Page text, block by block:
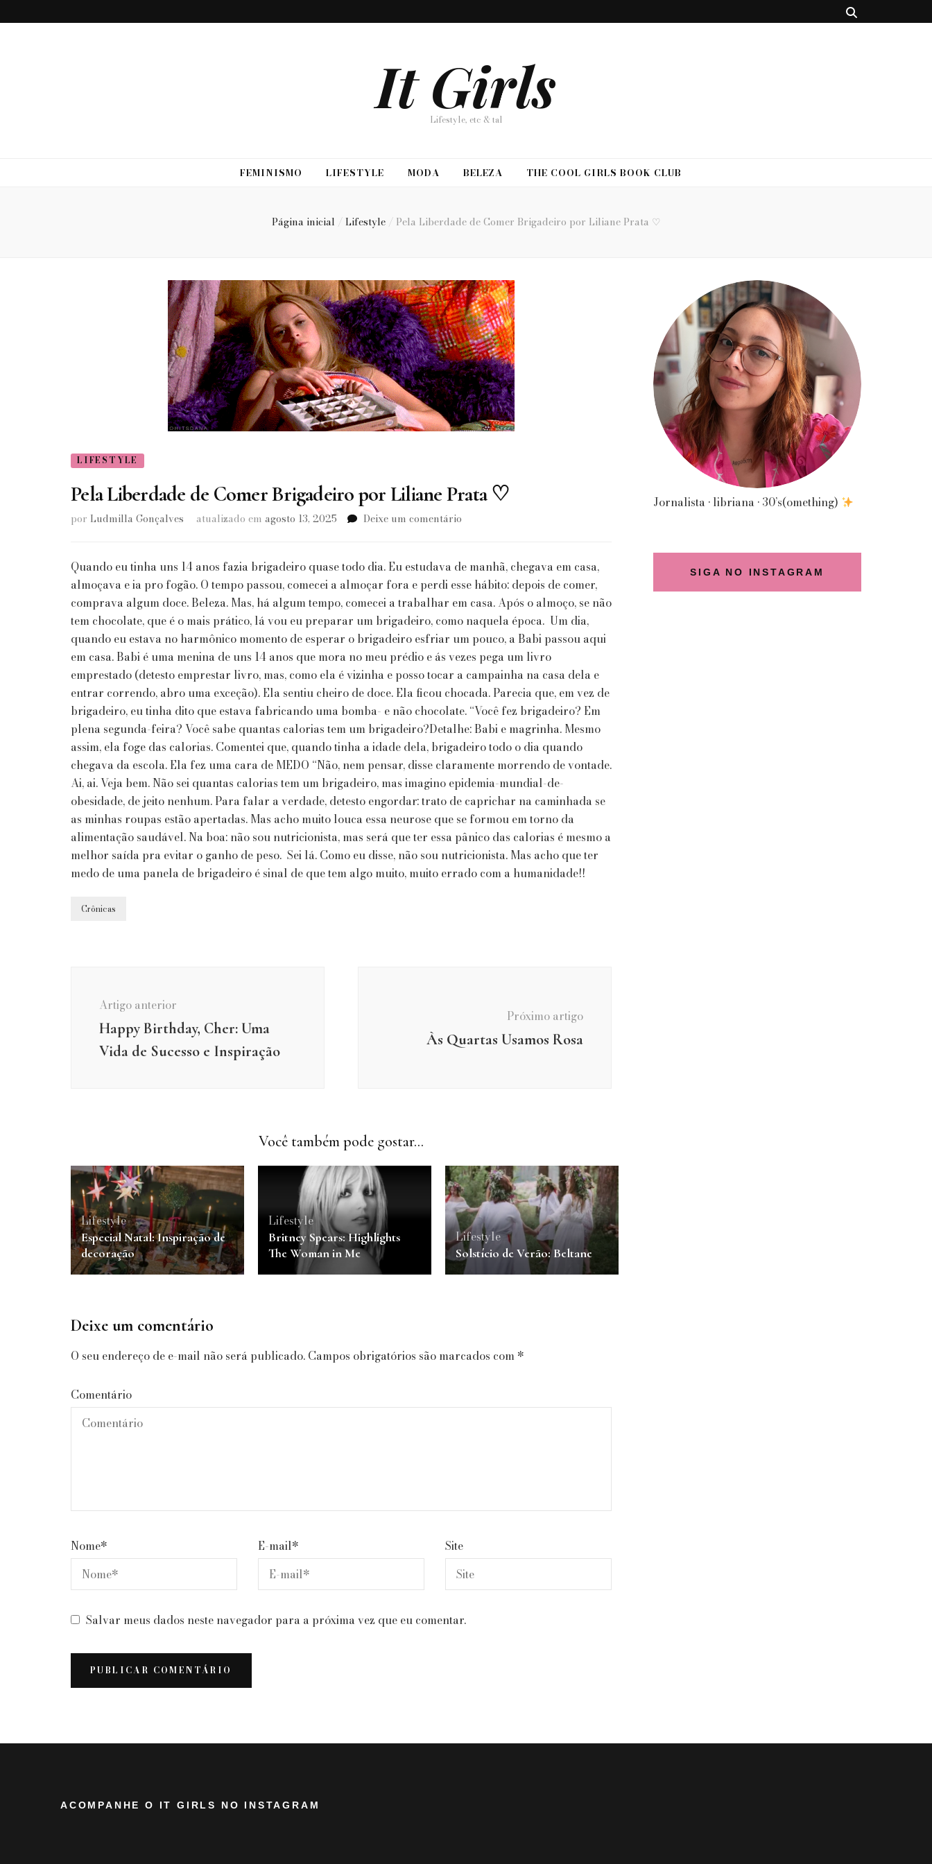
It Girls
Lifestyle, etc & tal
FEMINISMO LIFESTYLE MODA BELEZA THE COOL GIRLS BOOK CLUB
Página inicial / Lifestyle / Pela Liberdade de Comer Brigadeiro por Liliane Prata ♡
LIFESTYLE
Pela Liberdade de Comer Brigadeiro por Liliane Prata ♡
por Ludmilla Gonçalves atualizado em agosto 13, 2025 Deixe um comentário
de
Comer
Brigadeiro
por
Liliane
Prata
Quando eu tinha uns 14 anos fazia brigadeiro quase todo dia. Eu estudava de manhã, chegava em casa,
almoçava e ia pro fogão. O tempo passou, comecei a almoçar fora e perdi esse hábito: depois de comer,
comprava algum doce. Beleza. Mas, há algum tempo, comecei a trabalhar em casa. Após o almoço, se não
tem chocolate, que é o mais prático, lá vou eu preparar um brigadeiro, como naquela época. Um dia,
quando eu estava no harmônico momento de esperar o brigadeiro esfriar um pouco, a Babi passou aqui
em casa. Babi é uma menina de uns 14 anos que mora no meu prédio e ás vezes pega um livro
emprestado (detesto emprestar livro, mas, como ela é vizinha e posso tocar a campainha na casa dela e
entrar correndo, abro uma exceção). Ela sentiu cheiro de doce. Ela ficou chocada. Parecia que, em vez de
brigadeiro, eu tinha dito que estava fabricando uma bomba- e não chocolate. “Você fez brigadeiro? Em
plena segunda-feira? Você sabe quantas calorias tem um brigadeiro?Detalhe: Babi e magrinha. Mesmo
assim, ela foge das calorias. Comentei que, quando tinha a idade dela, brigadeiro todo o dia quando
chegava da escola. Ela fez uma cara de MEDO “Não, nem pensar, disse claramente morrendo de vontade.
Ai, ai. Veja bem. Não sei quantas calorias tem um brigadeiro, mas imagino epidemia-mundial-de-
obesidade, de jeito nenhum. Para falar a verdade, detesto engordar: trato de caprichar na caminhada se
as minhas roupas estão apertadas. Mas acho muito louca essa neurose que se formou em torno da
alimentação saudável. Na boa: não sou nutricionista, mas será que ter essa pânico das calorias é mesmo a
melhor saída pra evitar o ganho de peso. Sei lá. Como eu disse, não sou nutricionista. Mas acho que ter
medo de uma panela de brigadeiro é sinal de que tem algo muito, muito errado com a humanidade!!
Crônicas
Artigo anterior
Happy Birthday, Cher: Uma
Vida de Sucesso e Inspiração
Próximo artigo
Às Quartas Usamos Rosa
Você também pode gostar...
Lifestyle
Especial Natal: Inspiração de
decoração
Lifestyle
Britney Spears: Highlights
The Woman in Me
Lifestyle
Solstício de Verão: Beltane
Deixe um comentário
O seu endereço de e-mail não será publicado. Campos obrigatórios são marcados com *
Comentário
Nome* E-mail* Site
Salvar meus dados neste navegador para a próxima vez que eu comentar.
Jornalista • libriana • 30’s(omething)
SIGA NO INSTAGRAM
ACOMPANHE O IT GIRLS NO INSTAGRAM